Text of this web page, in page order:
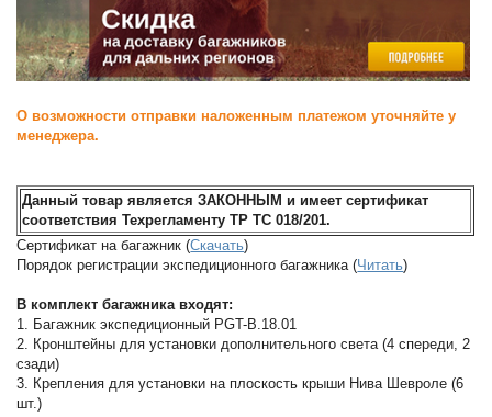
О возможности отправки наложенным платежом уточняйте у
менеджера.
Данный товар является ЗАКОННЫМ и имеет сертификат
соответствия Техрегламенту ТР ТС 018/201.
Сертификат на багажник (Скачать)
Порядок регистрации экспедиционного багажника (Читать)
В комплект багажника входят:
1. Багажник экспедиционный PGT-B.18.01
2. Кронштейны для установки дополнительного света (4 спереди, 2
сзади)
3. Крепления для установки на плоскость крыши Нива Шевроле (6
шт.)